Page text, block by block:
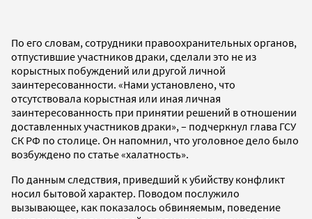
По его словам, сотрудники правоохранительных органов,
отпустившие участников драки, сделали это не из
корыстных побуждений или другой личной
заинтересованности. «Нами установлено, что
отсутствовала корыстная или иная личная
заинтересованность при принятии решений в отношении
доставленных участников драки», – подчеркнул глава ГСУ
СК РФ по столице. Он напомнил, что уголовное дело было
возбуждено по статье «халатность».
По данным следствия, приведший к убийству конфликт
носил бытовой характер. Поводом послужило
вызывающее, как показалось обвиняемым, поведение